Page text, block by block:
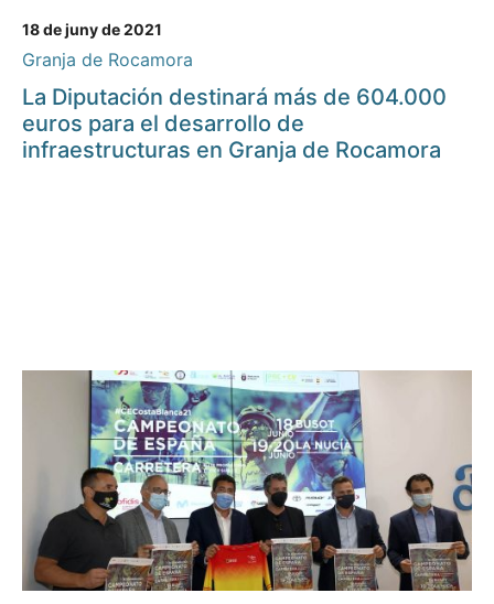
18 de juny de 2021
Granja de Rocamora
La Diputación destinará más de 604.000
euros para el desarrollo de
infraestructuras en Granja de Rocamora